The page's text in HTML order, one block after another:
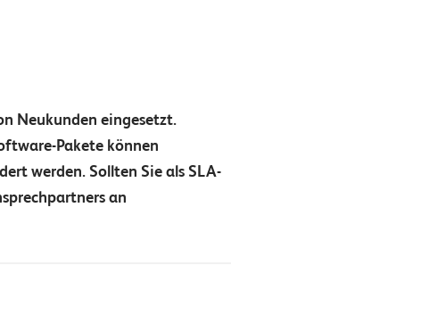
Neukunden eingesetzt.
Pakete können
werden. Sollten Sie als SLA-
an